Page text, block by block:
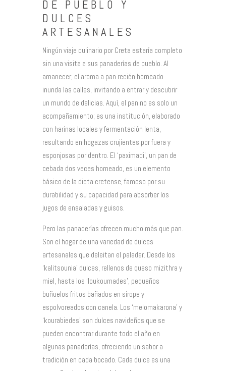
DE PUEBLO Y
DULCES
ARTESANALES
Ningún viaje culinario por Creta estaría completo
sin una visita a sus panaderías de pueblo. Al
amanecer, el aroma a pan recién horneado
inunda las calles, invitando a entrar y descubrir
un mundo de delicias. Aquí, el pan no es solo un
acompañamiento; es una institución, elaborado
con harinas locales y fermentación lenta,
resultando en hogazas crujientes por fuera y
esponjosas por dentro. El ‘paximadi’, un pan de
cebada dos veces horneado, es un elemento
básico de la dieta cretense, famoso por su
durabilidad y su capacidad para absorber los
jugos de ensaladas y guisos.
Pero las panaderías ofrecen mucho más que pan.
Son el hogar de una variedad de dulces
artesanales que deleitan el paladar. Desde los
‘kalitsounia’ dulces, rellenos de queso mizithra y
miel, hasta los ‘loukoumades’, pequeños
buñuelos fritos bañados en sirope y
espolvoreados con canela. Los ‘melomakarona’ y
‘kourabiedes’ son dulces navideños que se
pueden encontrar durante todo el año en
algunas panaderías, ofreciendo un sabor a
tradición en cada bocado. Cada dulce es una